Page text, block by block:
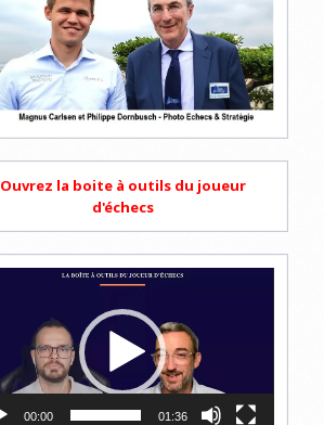
Ouvrez la boite à outils du joueur
d'échecs
00:00 01:36